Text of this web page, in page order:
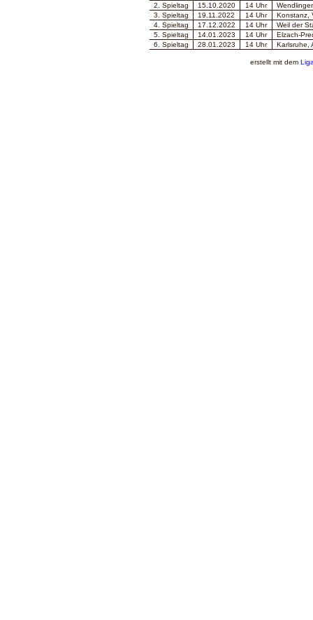
2. Spieltag
15.10.2020 14 Uhr
3. Spieltag
19.11.2022 14 Uhr
Konstanz,
4. Spieltag
17.12.2022 14 Uhr
Weil der
5 . Spieltag 14.01.2023 14 Uhr
Elzach-
6 . Spieltag 28.01.2023 14 Uhr Karlsruhe,
erstellt mit dem